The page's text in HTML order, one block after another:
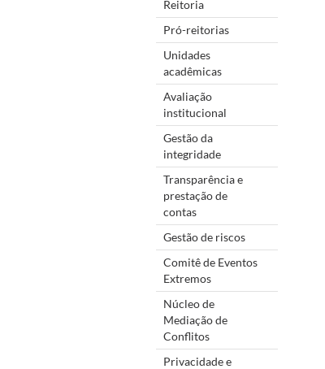
Reitoria
Pró-reitorias
Unidades
acadêmicas
Avaliação
institucional
Gestão da
integridade
Transparência e
prestação de
contas
Gestão de riscos
Comitê de Eventos
Extremos
Núcleo de
Mediação de
Conflitos
Privacidade e